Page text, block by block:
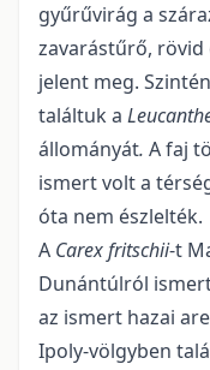
gyűrűvirág a
zavarástűrő,
jelent meg.
találtuk a
állományát. A faj
ismert volt a
óta nem észlelték.
A Carex fritschii-t
Dunántúlról
az is­mert hazai
Ipoly-völgyben